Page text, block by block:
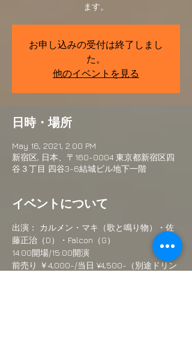
ます。
お申し込みの受付は終了しまし
た。
他のイベントを見る
日時・場所
May 16, 2021, 2:00 PM
新宿区, 日本、〒160-0004 東京都新宿区四
谷３丁目 四谷3-6結城ビル地下一階
イベントについて
出演： カルメン・マキ（歌と鳴り物）・佐
藤正治（D）・Falcon（G）
14:00開場/15:00開演
前売り ￥4,000-/当日 ¥4,500-（別途ドリン